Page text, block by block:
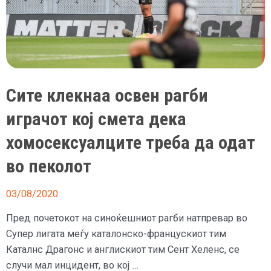
Сите клекнаа освен рагби
играчот кој смета дека
хомосексуалците треба да одат
во пеколот
03/08/2020
Пред почетокот на синоќешниот рагби натпревар во
Супер лигата меѓу каталонско-францускиот тим
Каталнс Драгонс и англискиот тим Сент Хеленс, се
случи мал инцидент, во кој …